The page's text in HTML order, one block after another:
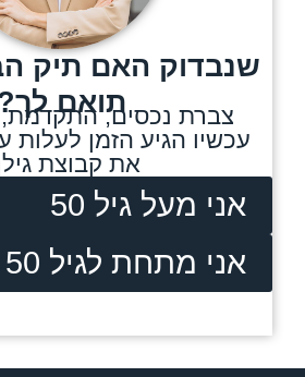
שנבדוק האם תיק
תואםצברת נכסים,
עכשיו הגיע הזמן לעלות
את קבוצת
אני מעל גיל 50
אני מתחת לגיל 50